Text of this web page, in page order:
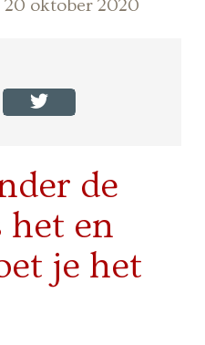
20 oktober 2020
de
het en
je het